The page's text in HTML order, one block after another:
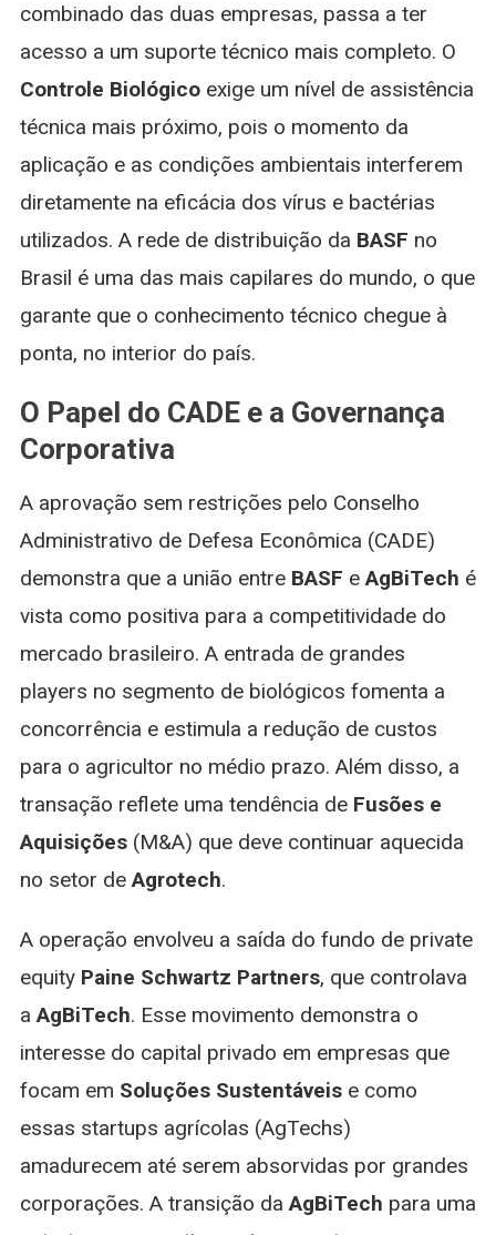
combinado das duas empresas, passa a ter
acesso a um suporte técnico mais completo. O
Controle Biológicoexige um nível de assistência
técnica mais próximo, pois o momento da
aplicação e as condições ambientais interferem
diretamente na eficácia dos vírus e bactérias
utilizados. A rede de distribuição da BASF no
Brasil é uma das mais capilares do mundo, o que
garante que o conhecimento técnico chegue à
ponta, no interior do país.
O Papel do CADE e a Governança
Corporativa
A aprovação sem restrições pelo Conselho
Administrativo de Defesa Econômica (CADE)
demonstra que a união entre BASF eAgBiTech é
vista como positiva para a competitividade do
mercado brasileiro. A entrada de grandes
players no segmento de biológicos fomenta a
concorrência e estimula a redução de custos
para o agricultor no médio prazo. Além disso, a
transação reflete uma tendência de Fusões e
Aquisições(M&A) que deve continuar aquecida
no setor deAgrotech.
A operação envolveu a saída do fundo de private
equity Paine Schwartz Partners, que controlava
aAgBiTech. Esse movimento demonstra o
interesse do capital privado em empresas que
focam em Soluções Sustentáveise como
essas startups agrícolas (AgTechs)
amadurecem até serem absorvidas por grandes
corporações. A transição daAgBiTech para uma